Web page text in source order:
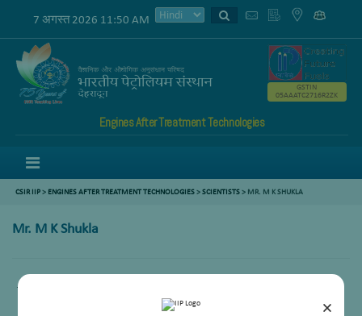
×
7 अगस्त 2026 11:50 AM
Engines After Treatment Technologies
GSTIN
05AAATC2716R2ZK
CSIR IIP> ENGINES AFTER TREATMENT TECHNOLOGIES>SCIENTISTS> MR. M K SHUKLA
Mr. M K Shukla
.scientist-detail table tr td.edu-data {width:130px;}